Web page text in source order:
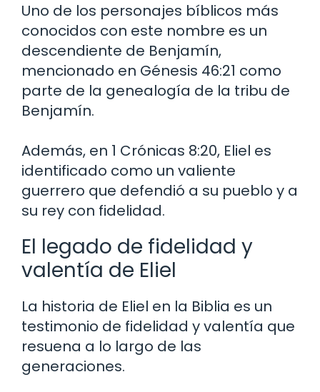
Uno de los personajes bíblicos más
conocidos con este nombre es un
descendiente de Benjamín,
mencionado en Génesis 46:21 como
parte de la genealogía de la tribu de
Benjamín.
Además, en 1 Crónicas 8:20, Eliel es
identificado como un valiente
guerrero que defendió a su pueblo y a
su rey con fidelidad.
El legado de fidelidad y
valentía de Eliel
La historia de Eliel en la Biblia es un
testimonio de fidelidad y valentía que
resuena a lo largo de las
generaciones.